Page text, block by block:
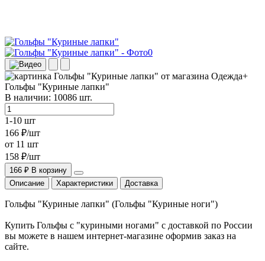
Гольфы "Куриные лапки"
В наличии: 10086 шт.
1-10 шт
166 ₽/шт
от 11 шт
158 ₽/шт
166 ₽ В корзину
Описание
Характеристики Доставка
Гольфы "Куриные лапки" (Гольфы "Куриные ноги")
Купить Гольфы с "куриными ногами" с доставкой по России
вы можете в нашем интернет-магазине оформив заказ на
сайте.